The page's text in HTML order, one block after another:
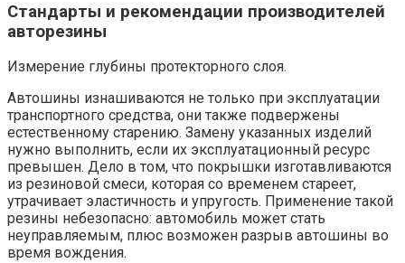
Стандарты и рекомендации производителей
авторезины
Измерение глубины протекторного слоя.
Автошины изнашиваются не только при эксплуатации
транспортного средства, они также подвержены
естественному старению. Замену указанных изделий
нужно выполнить, если их эксплуатационный ресурс
превышен. Дело в том, что покрышки изготавливаются
из резиновой смеси, которая со временем стареет,
утрачивает эластичность и упругость. Применение такой
резины небезопасно: автомобиль может стать
неуправляемым, плюс возможен разрыв автошины во
время вождения.